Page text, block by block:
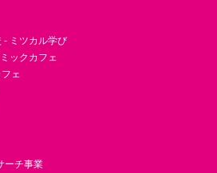
- ミツカル学び
ックカフェ
ェ
ーチ事業